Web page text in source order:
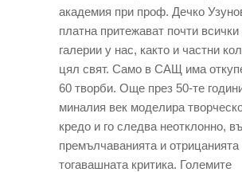
академия при проф. Дечко
платна притежават почти
галерии у нас, както и частни
цял свят. Само в САЩ има
60 творби. Още през 50-те
миналия век моделира
кредо и го следва неотклонно,
премълчаванията и отрицанията
тогавашната критика. Големите